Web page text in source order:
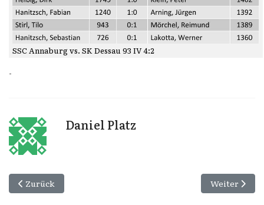
SSC Annaburg vs. SK Dessau 93 IV 4:2
-
Daniel Platz
Vorheriger Beitrag: SSC Annaburg vs. BR Pratau 3½:2½
Zurück Nächster
Weiter